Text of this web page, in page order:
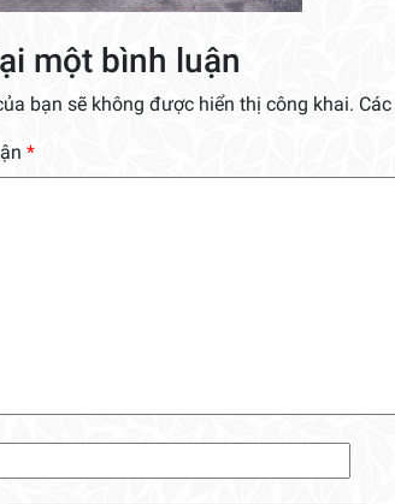
một bình luận
bạn sẽ không được hiển thị công khai.
*